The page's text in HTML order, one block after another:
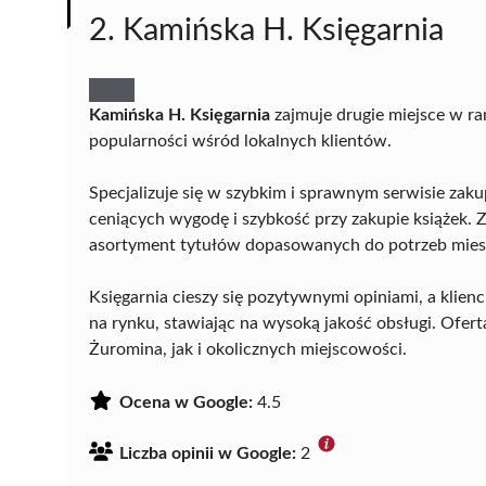
2. Kamińska H. Księgarnia
Kamińska H. Księgarnia zajmuje drugie miejsce w
popularności wśród lokalnych klientów.
Specjalizuje się w szybkim i sprawnym serwisie
ceniących wygodę i szybkość przy zakupie
asortyment tytułów dopasowanych do potrzeb
Księgarnia cieszy się pozytywnymi opiniami, a
na rynku, stawiając na wysoką jakość obsługi.
Żuromina, jak i okolicznych miejscowości.
Ocena w Google: 4.5
Liczba opinii w Google: 2